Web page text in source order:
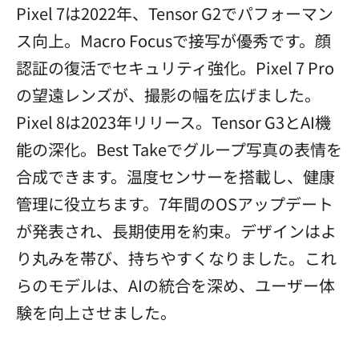
Pixel 7は2022年、Tensor G2でパフォーマン
ス向上。Macro Focusで接写が優秀です。顔
認証の復活でセキュリティ強化。Pixel 7 Pro
の望遠レンズが、撮影の幅を広げました。
Pixel 8は2023年リリース。Tensor G3とAI機
能の深化。Best Takeでグループ写真の表情を
合成できます。温度センサーを搭載し、健康
管理に役立ちます。7年間のOSアップデート
が発表され、長期使用を約束。デザインはよ
り丸みを帯び、持ちやすくなりました。これ
らのモデルは、AIの統合を深め、ユーザー体
験を向上させました。